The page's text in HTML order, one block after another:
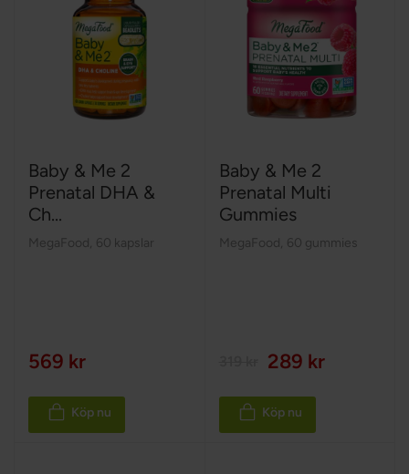
Baby & Me 2
Prenatal DHA &
Ch...
MegaFood 60 kapslar
569 kr
Köp nu
Baby & Me 2
Prenatal Multi
Gummies
MegaFood 60 gummies
289 kr
Köp nu